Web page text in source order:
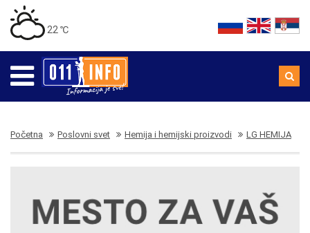
22 ℃
Početna Poslovni svet Hemija i hemijski proizvodi LG HEMIJA